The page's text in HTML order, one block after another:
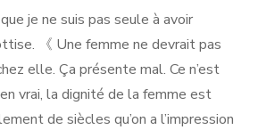
je ne suis pas seule à avoir
《 Une femme ne devrait pas
elle. Ça présente mal. Ce n’est
vrai, la dignité de la femme est
de siècles qu’on a l’impression